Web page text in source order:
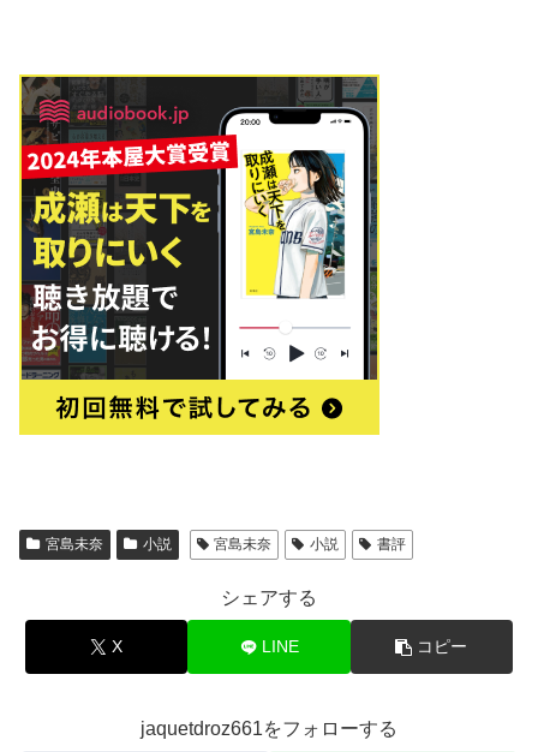
宮島未奈 小説 宮島未奈 小説 書評
シェアする
X LINE コピー
jaquetdroz661をフォローする